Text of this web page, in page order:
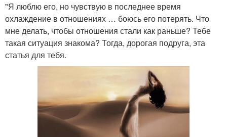
"Я люблю его, но чувствую в последнее время
охлаждение в отношениях … боюсь его потерять. Что
мне делать, чтобы отношения стали как раньше? Тебе
такая ситуация знакома? Тогда, дорогая подруга, эта
статья для тебя.